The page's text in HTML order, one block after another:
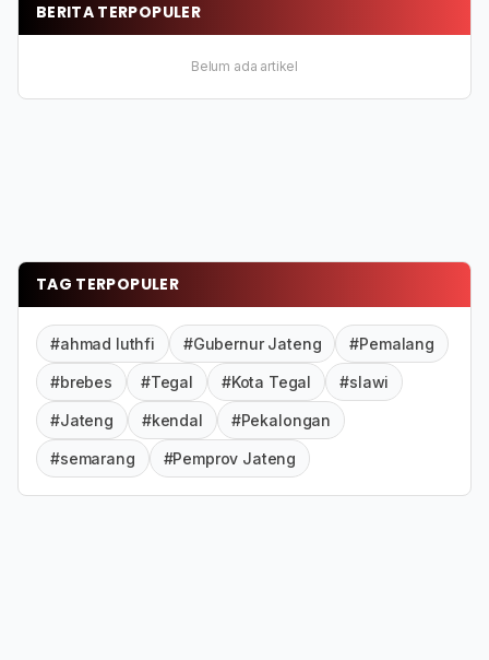
BERITA TERPOPULER
Belum ada artikel
TAG TERPOPULER
#ahmad luthfi #Gubernur Jateng #Pemalang
#brebes #Tegal #Kota Tegal #slawi
#Jateng #kendal #Pekalongan
#semarang #Pemprov Jateng